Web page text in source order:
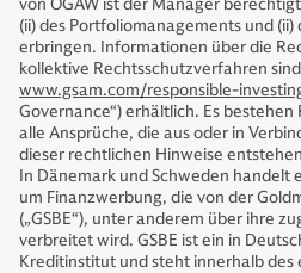
von OGAW ist der Manager
(ii) des Portfoliomanagements und
erbringen. Informationen über die
kollektive Rechtsschutzverfahren
www.gsam.com/responsible-
Governance“) erhältlich. Es bestehen
alle Ansprüche, die aus oder in
dieser rechtlichen Hinweise
In Dänemark und Schweden handelt
um Finanzwerbung, die von der
(„GSBE“), unter anderem über ihre
verbreitet wird. GSBE ist ein in
Kreditinstitut und steht innerhalb des